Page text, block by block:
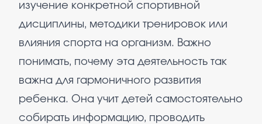
изучение конкретной спортивной
дисциплины, методики тренировок или
влияния спорта на организм. Важно
понимать, почему эта деятельность так
важна для гармоничного развития
ребенка. Она учит детей самостоятельно
собирать информацию, проводить